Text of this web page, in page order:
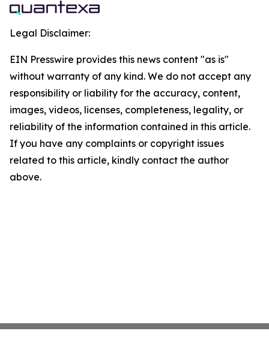
Legal Disclaimer:
EIN Presswire provides this news content "as is"
without warranty of any kind. We do not accept any
responsibility or liability for the accuracy, content,
images, videos, licenses, completeness, legality, or
reliability of the information contained in this article.
If you have any complaints or copyright issues
related to this article, kindly contact the author
above.